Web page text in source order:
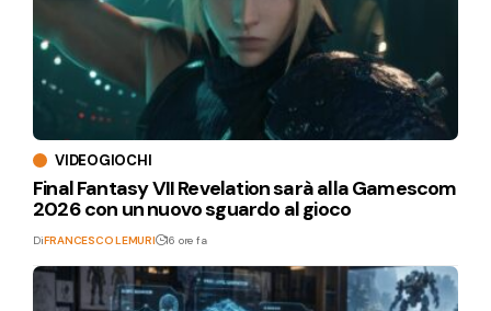
VIDEOGIOCHI
Final Fantasy VII Revelation sarà alla Gamescom
2026 con un nuovo sguardo al gioco
DiFRANCESCO LEMURI 16 ore fa